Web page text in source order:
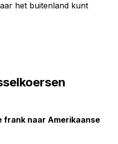
het buitenland kunt
frank naar Amerikaanse